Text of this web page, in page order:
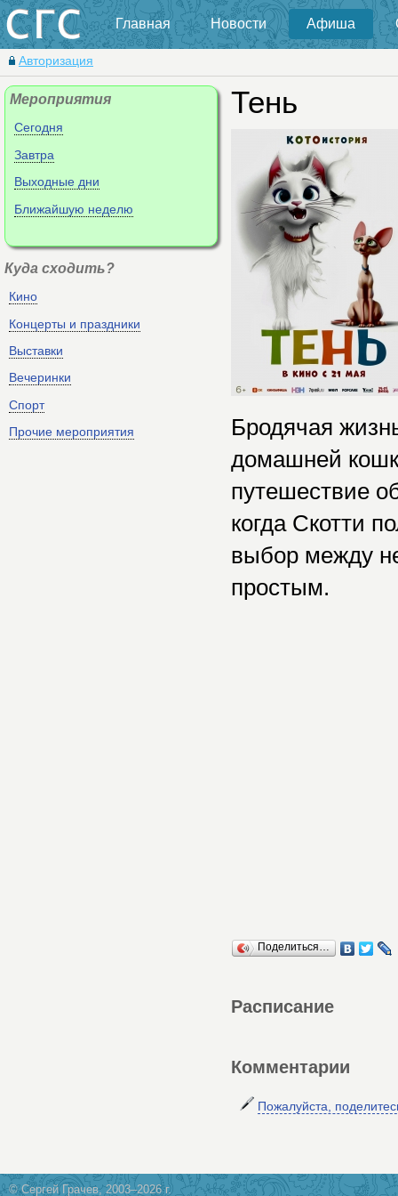
Главная Новости Афиша
Авторизация
Мероприятия
Сегодня
Завтра
Выходные дни
Ближайшую неделю
Куда сходить?
Кино
Концерты и праздники
Выставки
Вечеринки
Спорт
Прочие мероприятия
Тень
Бродячая
домашней
путешествие
когда Скотти
выбор между
простым.
Поделиться…
Расписание
Комментарии
Пожалуйста,
© Сергей Грачев, 2003–2026 г.